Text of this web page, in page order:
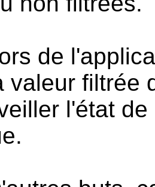
de
valeur filtrée
l'état